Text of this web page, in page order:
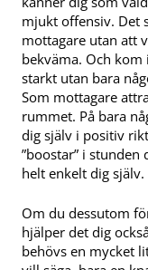
mjukt offensiv. Det
mottagare utan att
bekväma. Och
starkt utan bara
Som mottagare
rummet. På bara
dig själv i positiv
”boostar” i
helt enkelt dig själv.
Om du dessutom
hjälper det dig
behövs en mycket